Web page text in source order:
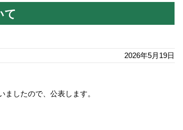
て
2026年5月19日
したので、公表します。